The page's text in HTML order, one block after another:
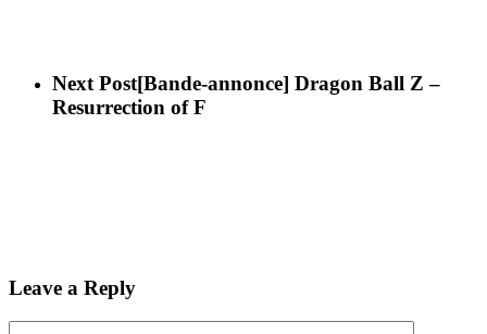
Next Post[Bande-annonce] Dragon Ball Z –
Resurrection of F
Leave a Reply